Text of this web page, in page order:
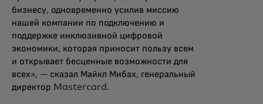
бизнесу, одновременно усилив миссию
нашей компании по подключению и
поддержке инклюзивной цифровой
экономики, которая приносит пользу всем
и открывает бесценные возможности для
всех», — сказал Майкл Мибах, генеральный
директор Mastercard.